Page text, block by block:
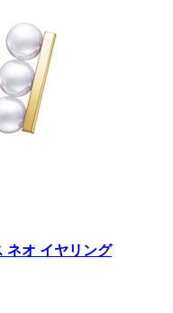
ネオ イヤリング